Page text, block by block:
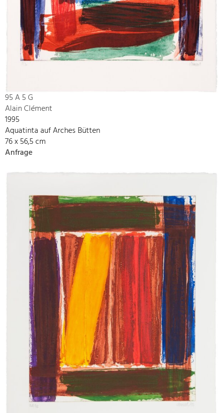
95 A 5 G
Alain Clément
1995
Aquatinta auf Arches Bütten
76 x 56,5 cm
Anfrage